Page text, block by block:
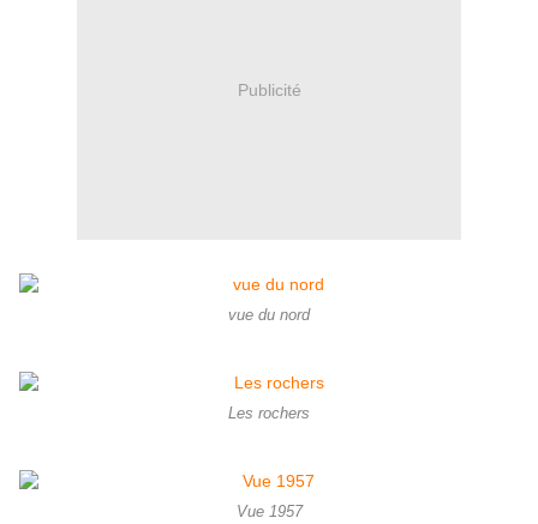
Publicité
vue du nord
Les rochers
Vue 1957